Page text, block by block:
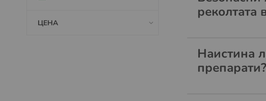
реколтата
Наистина
препарати?
ЦЕНА